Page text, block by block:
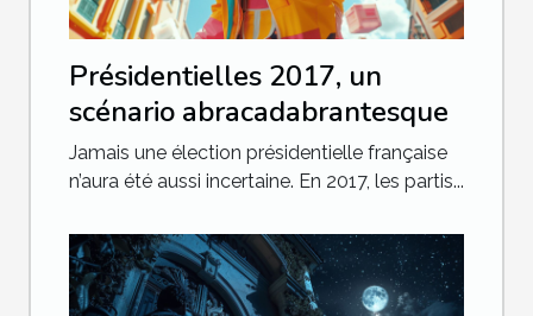
Présidentielles 2017, un
scénario abracadabrantesque
Jamais une élection présidentielle française
n’aura été aussi incertaine. En 2017, les partis...